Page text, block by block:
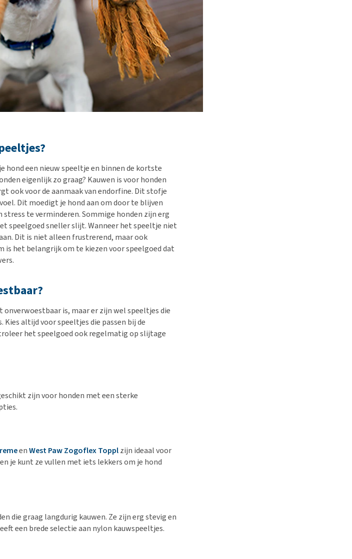
hond een nieuw speeltje en binnen de kortste
eigenlijk zo graag? Kauwen is voor honden
ook voor de aanmaak van endorfine. Dit stofje
Dit moedigt je hond aan om door te blijven
te verminderen. Sommige honden zijn erg
speelgoed sneller slijt. Wanneer het speeltje niet
Dit is niet alleen frustrerend, maar ook
is het belangrijk om te kiezen voor speelgoed dat
onverwoestbaar is, maar er zijn wel speeltjes die
altijd voor speeltjes die passen bij de
het speelgoed ook regelmatig op slijtage
zijn voor honden met een sterke
enWest Paw Zogoflex Topplzijn ideaal voor
je kunt ze vullen met iets lekkers om je hond
die graag langdurig kauwen. Ze zijn erg stevig en
een brede selectie aan nylon kauwspeeltjes.